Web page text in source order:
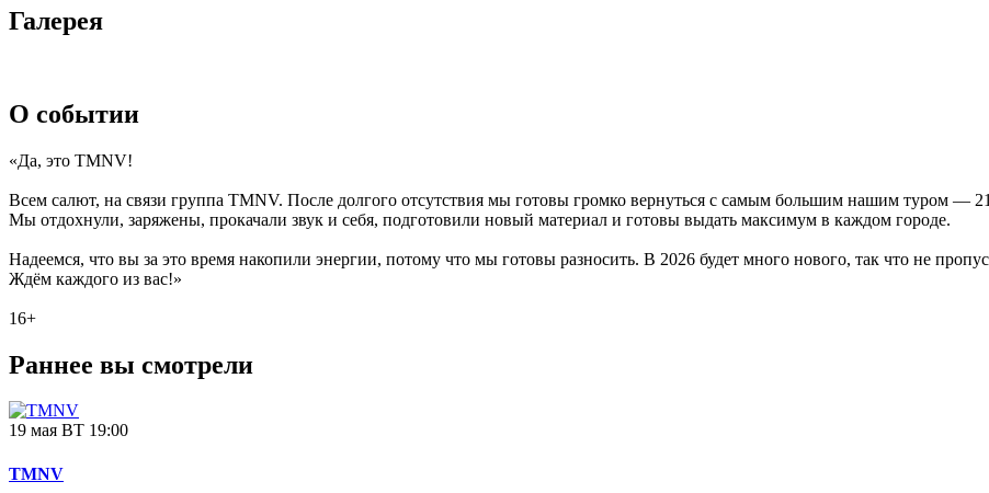
Галерея
О событии
«Да, это TMNV!
Всем салют, на связи группа TMNV. После долгого отсутствия мы готовы громко вернуться с самым большим нашим туром —
Мы отдохнули, заряжены, прокачали звук и себя, подготовили новый материал и готовы выдать максимум в каждом городе.
Надеемся, что вы за это время накопили энергии, потому что мы готовы разносить. В 2026 будет много нового, так что не
Ждём каждого из вас!»
16+
Раннее вы смотрели
19 мая ВТ 19:00
TMNV